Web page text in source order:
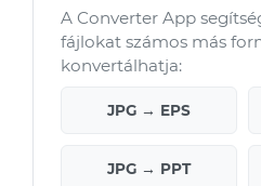
A Converter App
fájlokat számos más
konvertálhatja:
JPG → EPS
JPG → PPT